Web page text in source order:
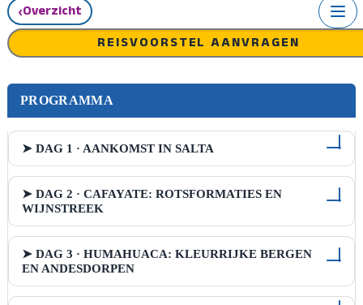
‹Overzicht
REISVOORSTEL AANVRAGEN
PROGRAMMA
➤ DAG 1 · AANKOMST IN SALTA
➤ DAG 2 · CAFAYATE: ROTSFORMATIES EN
WIJNSTREEK
➤ DAG 3 · HUMAHUACA: KLEURRIJKE BERGEN
EN ANDESDORPEN